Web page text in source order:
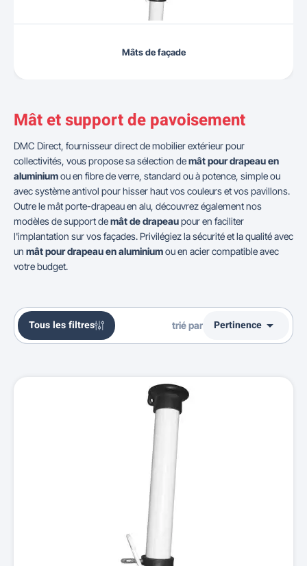
Mâts de façade
Mât et support de pavoisement
DMC Direct, fournisseur direct de mobilier extérieur pour
collectivités, vous propose sa sélection demât pour drapeau en
aluminiumou en fibre de verre, standard ou à potence, simple ou
avec système antivol pour hisser haut vos couleurs et vos pavillons.
Outre le mât porte-drapeau en alu, découvrez également nos
modèles de support demât de drapeaupour en faciliter
l'implantation sur vos façades. Privilégiez la sécurité et la qualité avec
un mât pour drapeau en aluminiumou en acier compatible avec
votre budget.
Tous les filtres trié par Pertinence 
Nom, A à Z
Nom, Z à A
Prix, croissant
Prix, décroissant
Reference, A to Z